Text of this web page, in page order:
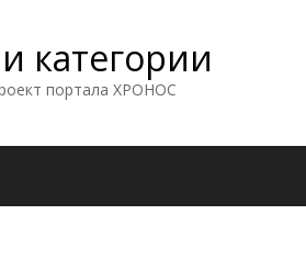
категории
портала ХРОНОС